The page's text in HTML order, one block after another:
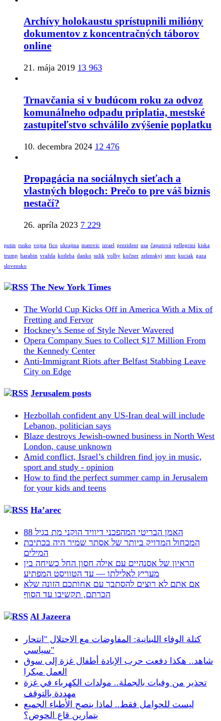
Archívy holokaustu sprístupnili milióny
dokumentov z koncentračných táborov
online
21. mája 2019 13 963
Trnavčania si v budúcom roku za odvoz
komunálneho odpadu priplatia, mestské
zastupiteľstvo schválilo zvýšenie poplatku
10. decembra 2024 12 476
Propagácia na sociálnych sieťach a
vlastných blogoch: Prečo to pre váš biznis
nestačí?
26. apríla 2023 7 229
putin rusko vojna fico ukrajina matovic izrael prezident usa čaputová pellegrini kiska
trump harabin vražda kotleba danko sulik volby kočner zelenskyj smer kuciak gaza
slovensko
The New York Times
The World Cup Kicks Off in America With a Mix of
Fretting and Fervor
Hockney’s Sense of Style Never Wavered
Opera Company Sues to Collect $17 Million From
the Kennedy Center
Anti-Immigrant Riots after Belfast Stabbing Leave
City on Edge
Jerusalem posts
Hezbollah confident any US-Iran deal will include
Lebanon, politician says
Blaze destroys Jewish-owned business in North West
London, cause unknown
Amid conflict, Israel’s children find joy in music,
sport and study - opinion
How to find the perfect summer camp in Jerusalem
for your kids and teens
Ha’arec
האמן הבריטי המהפכני דיוויד הוקני מת בגיל 88
המכחול המדויק ביותר של אסתר שמיר היה בכתיבת
המילים
הראיון של אסנהיים עם אילה חסון החל כשיחה בין
מעריץ לאלילתו — עד הטוויסט המפתיע
אם אתם לא רוצים להסתבך עם אחותכם הזונה שלא
הכרתם, תקשיבו עד הסוף
Al Jazeera
كتلة الوفاء اللبنانية: المفاوضات مع الاحتلال "انتحار
سياسي"
شاهد.. هكذا دفعت حرب الإبادة أطفال غزة إلى سوق
العمل مبكرا
تحذير من وفيات بالجملة.. مولدات الكهرباء في غزة
مهددة بالتوقف
ليست للحوامل فقط.. لماذا ينصح الأطباء الجميع
بتمارين قاع الحوض؟